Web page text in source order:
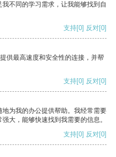
不同的学习需求，让我能够找到自
支持[0] 反对[0]
供最高速度和安全性的连接，并帮
支持[0] 反对[0]
为我的办公提供帮助。我经常需要
大，能够快速找到我需要的信息。
支持[0] 反对[0]